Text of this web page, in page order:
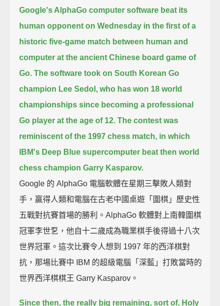
Google's AlphaGo computer software beat its
human opponent on Wednesday in the first of a
historic five-game match between human and
computer at the ancient Chinese board game of
Go. The software took on South Korean Go
champion Lee Sedol, who has won 18 world
championships since becoming a professional
Go player at the age of 12. The contest was
reminiscent of the 1997 chess match, in which
IBM's Deep Blue supercomputer beat then world
chess champion Garry Kasparov.
Google 的 AlphaGo 電腦軟體在星期三擊敗人類對
手，贏得人類和電腦在古老中國桌遊「圍棋」歷史性
五戰對抗賽首場的勝利。AlphaGo 軟體對上南韓圍棋
冠軍李世乭，他自十二歲成為職業棋手後得過十八次
世界冠軍。這次比賽令人想到 1997 年的西洋棋對
抗，那場比賽中 IBM 的超級電腦「深藍」打敗當時的
世界西洋棋棋王 Garry Kasparov。
Since then, the really big remaining, sort of, Holy